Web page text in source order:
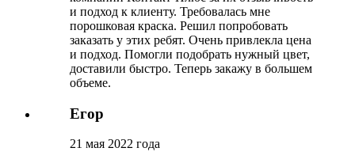
и подход к клиенту. Требовалась мне
порошковая краска. Решил попробовать
заказать у этих ребят. Очень привлекла цена
и подход. Помогли подобрать нужный цвет,
доставили быстро. Теперь закажу в большем
объеме.
Егор
21 мая 2022 года